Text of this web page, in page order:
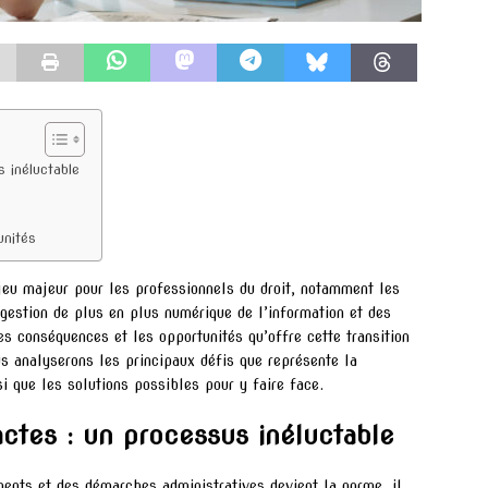
inéluctable
majeur pour les professionnels du droit, notamment les
de plus en plus numérique de l’information et des
conséquences et les opportunités qu’offre cette transition
analyserons les principaux défis que représente la
que les solutions possibles pour y faire face.
: un processus inéluctable